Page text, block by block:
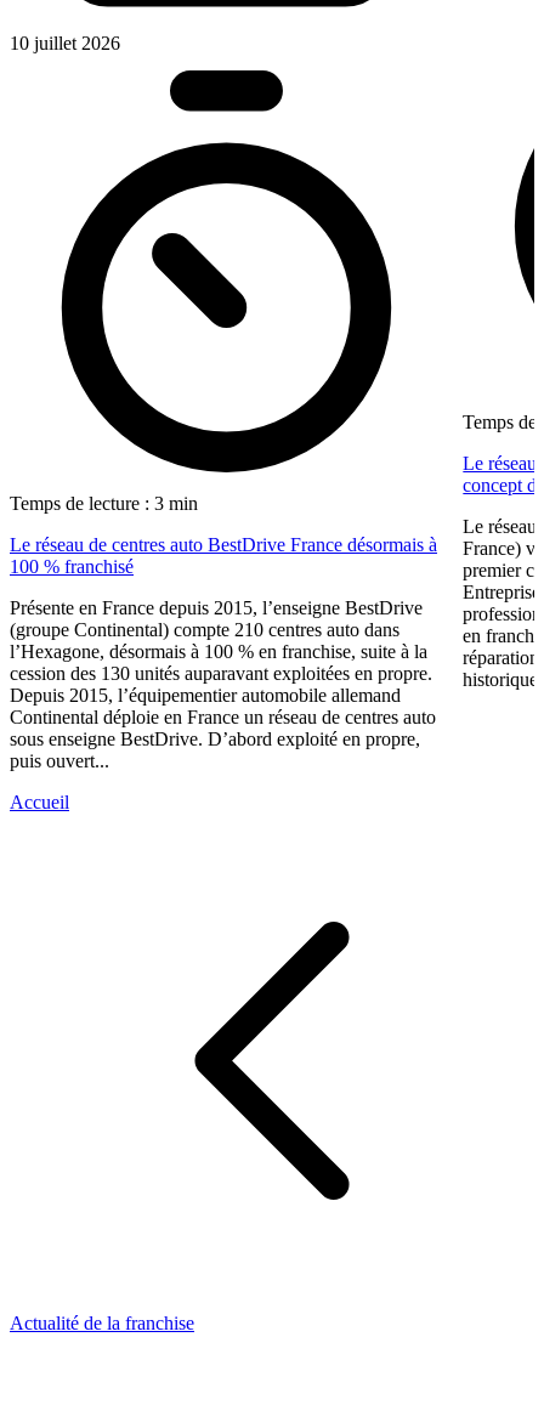
10 juillet 2026
Temps de lecture : 3 min
Le réseau de centres auto BestDrive France désormais à
100 % franchisé
Présente en France depuis 2015, l’enseigne BestDrive
(groupe Continental) compte 210 centres auto dans
l’Hexagone, désormais à 100 % en franchise, suite à la
cession des 130 unités auparavant exploitées en propre.
Depuis 2015, l’équipementier automobile allemand
Continental déploie en France un réseau de centres auto
sous enseigne BestDrive. D’abord exploité en propre,
puis ouvert...
Temps de
Le réseau
concept
Le réseau
France)
premier
en
historique
Accueil
Actualité de la franchise